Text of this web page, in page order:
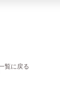
覧に戻る